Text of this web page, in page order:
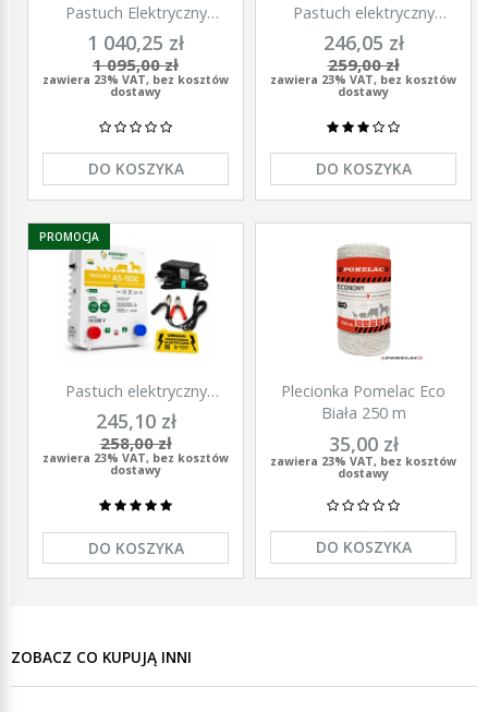
Pastuch Elektryczny
Elektryzator uniwersalny
Pomelac AS-7900 7,9 Jula
1 040,25 zł
1 095,00 zł
zawiera 23% VAT, bez kosztów
dostawy
DO KOSZYKA
Pastuch elektryczny
elektryzator uniwersalny z
zasilaczem 9/12/230V
Unitra - U1000
246,05 zł
259,00 zł
zawiera 23% VAT, bez kosztów
dostawy
DO KOSZYKA
Pastuch elektryczny
polski elektryzator
uniwersalny Agronet AS-
1100 12V/230
245,10 zł
258,00 zł
zawiera 23% VAT, bez kosztów
dostawy
DO KOSZYKA
PROMOCJA
Plecionka Pomelac Eco
Biała 250 m
35,00 zł
zawiera 23% VAT, bez kosztów
dostawy
DO KOSZYKA
ZOBACZ CO KUPUJĄ INNI